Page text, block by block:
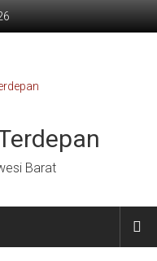
Barat